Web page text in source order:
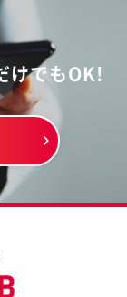
けでもOK!